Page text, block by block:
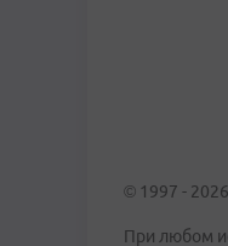
© 1997 -
При любом